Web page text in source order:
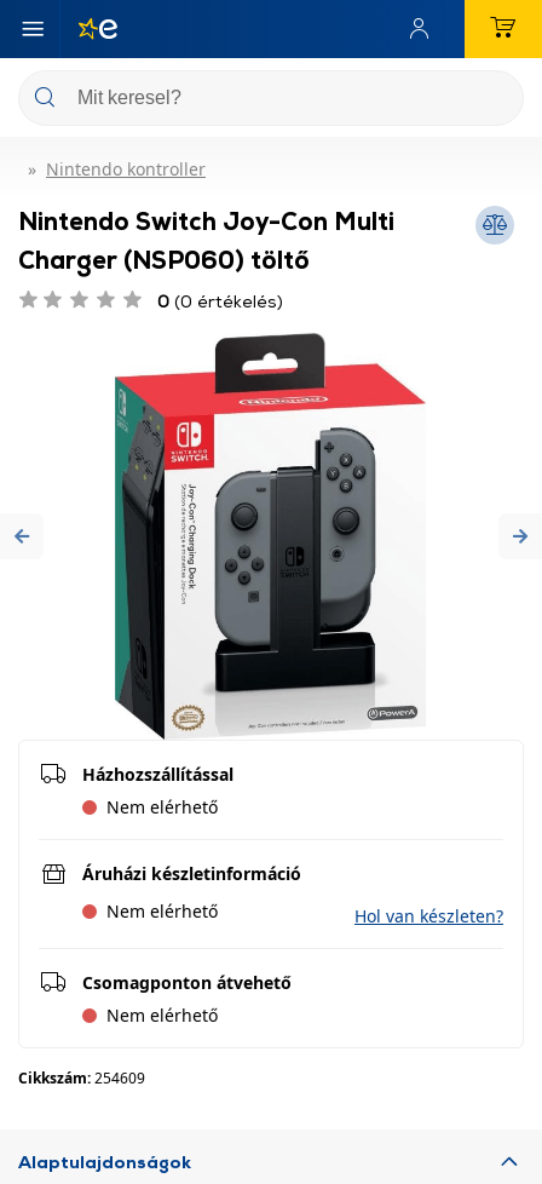
Nintendo kontroller
Nintendo Switch Joy-Con Multi
Charger (NSP060) töltő
0 (0 értékelés)
Previous
Házhozszállítással
Nem elérhető
Áruházi készletinformáció
Nem elérhető
Hol van készleten?
Csomagponton átvehető
Nem elérhető
Cikkszám:254609
Alaptulajdonságok